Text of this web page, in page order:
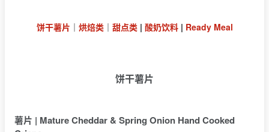
饼干薯片 ｜ 烘焙类｜ 甜点类| 酸奶饮料| Ready Meal
饼干薯片
薯片 | Mature Cheddar & Spring Onion Hand Cooked